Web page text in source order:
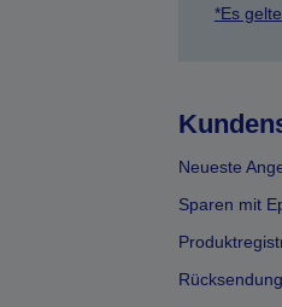
*Es
Neueste
Sparen mit
Rücksendung